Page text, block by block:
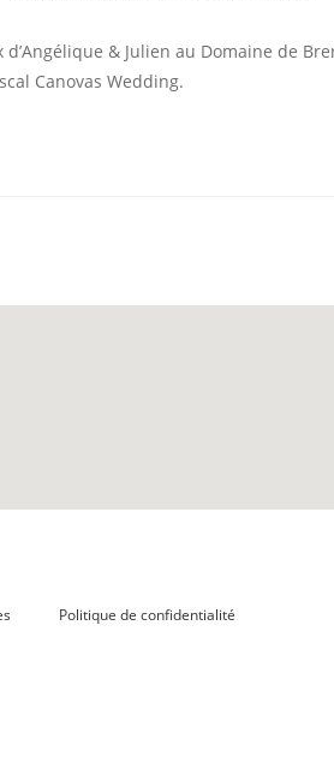
& Julien au Domaine de
Canovas Wedding.
Politique de confidentialité